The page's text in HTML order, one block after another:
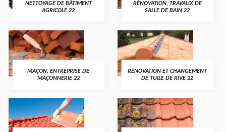
NETTOYAGE DE BÂTIMENT
AGRICOLE 22
RÉNOVATION, TRAVAUX DE
SALLE DE BAIN 22
MAÇON, ENTREPRISE DE
MAÇONNERIE 22
RÉNOVATION ET CHANGEMENT
DE TUILE DE RIVE 22